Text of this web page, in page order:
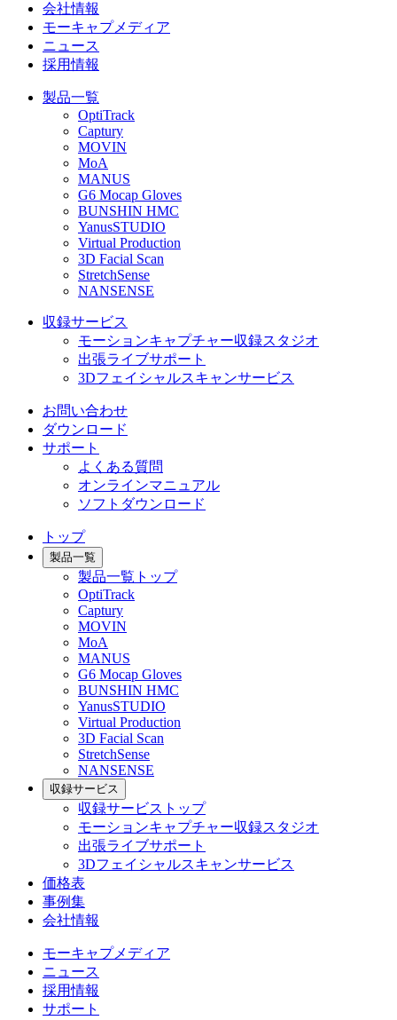
会社情報
モーキャプメディア
ニュース
採用情報
製品一覧
OptiTrack
Captury
MOVIN
MoA
MANUS
G6 Mocap Gloves
BUNSHIN HMC
YanusSTUDIO
Virtual Production
3D Facial Scan
StretchSense
NANSENSE
収録サービス
モーションキャプチャー収録スタジオ
出張ライブサポート
3Dフェイシャルスキャンサービス
お問い合わせ
ダウンロード
サポート
よくある質問
オンラインマニュアル
ソフトダウンロード
トップ
製品一覧
製品一覧トップ
OptiTrack
Captury
MOVIN
MoA
MANUS
G6 Mocap Gloves
BUNSHIN HMC
YanusSTUDIO
Virtual Production
3D Facial Scan
StretchSense
NANSENSE
収録サービス
収録サービストップ
モーションキャプチャー収録スタジオ
出張ライブサポート
3Dフェイシャルスキャンサービス
価格表
事例集
会社情報
モーキャプメディア
ニュース
採用情報
サポート